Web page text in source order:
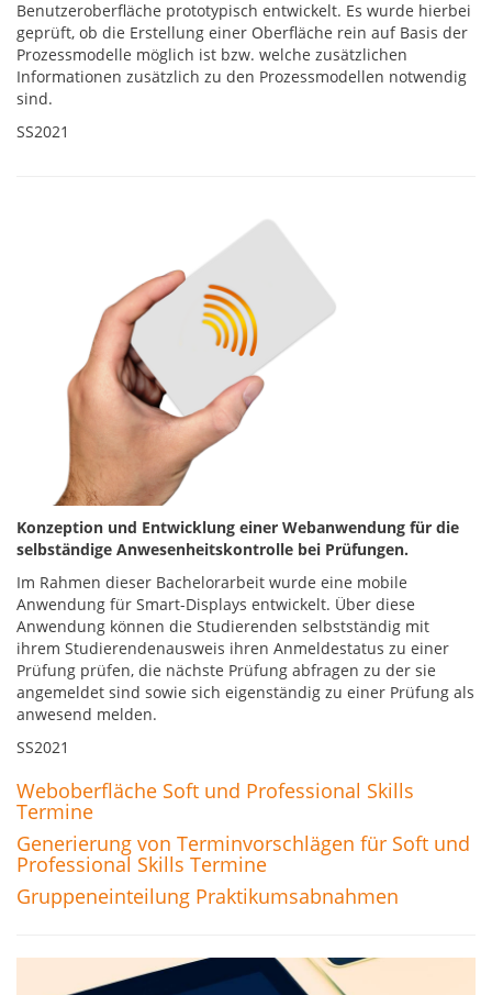
Benutzeroberfläche prototypisch entwickelt. Es wurde hierbei
geprüft, ob die Erstellung einer Oberfläche rein auf Basis der
Prozessmodelle möglich ist bzw. welche zusätzlichen
Informationen zusätzlich zu den Prozessmodellen notwendig
sind.
SS2021
Konzeption und Entwicklung einer Webanwendung für die
selbständige Anwesenheitskontrolle bei Prüfungen.
Im Rahmen dieser Bachelorarbeit wurde eine mobile
Anwendung für Smart-Displays entwickelt. Über diese
Anwendung können die Studierenden selbstständig mit
ihrem Studierendenausweis ihren Anmeldestatus zu einer
Prüfung prüfen, die nächste Prüfung abfragen zu der sie
angemeldet sind sowie sich eigenständig zu einer Prüfung als
anwesend melden.
SS2021
Weboberfläche Soft und Professional Skills
Termine
Generierung von Terminvorschlägen für Soft und
Professional Skills Termine
Gruppeneinteilung Praktikumsabnahmen